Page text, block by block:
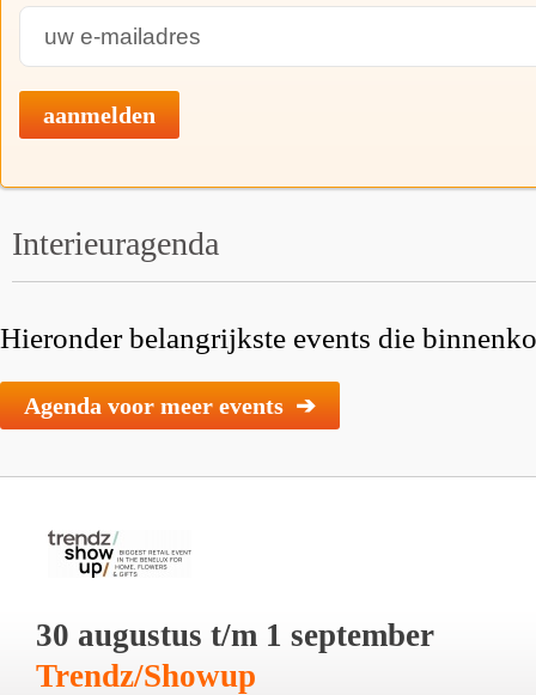
aanmelden
Interieuragenda
Hieronder belangrijkste events die
Agenda voor meer events ➔
30 augustus t/m 1 september
Trendz/Showup